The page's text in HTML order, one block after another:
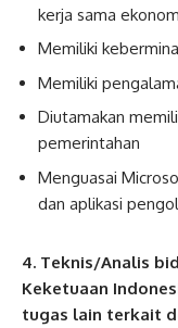
kerja sama
Memiliki
Memiliki
Diutamakan
pemerintahan
Menguasai
dan aplikasi
4. Teknis/Analis
Keketuaan
tugas lain terkait